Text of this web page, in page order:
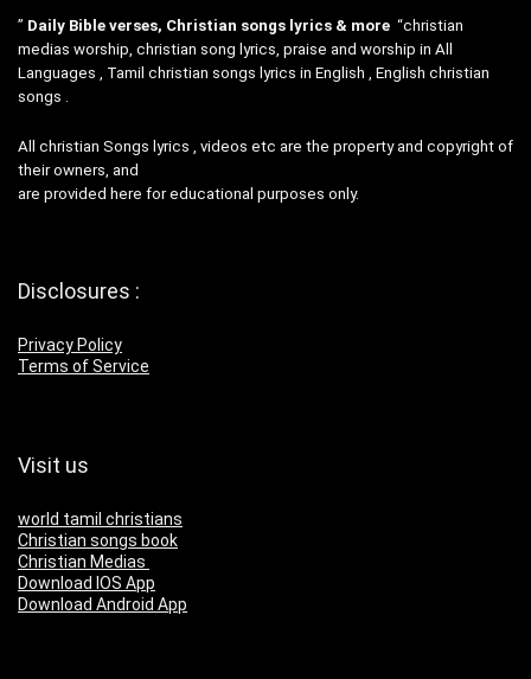
” Daily Bible verses, Christian songs lyrics & more “christian
medias worship, christian song lyrics, praise and worship in All
Languages , Tamil christian songs lyrics in English , English christian
songs .
All christian Songs lyrics , videos etc are the property and copyright of
their owners, and
are provided here for educational purposes only.
Disclosures :
Privacy Policy
Terms of Service
Visit us
world tamil christians
Christian songs book
Christian Medias
Download IOS App
Download Android App